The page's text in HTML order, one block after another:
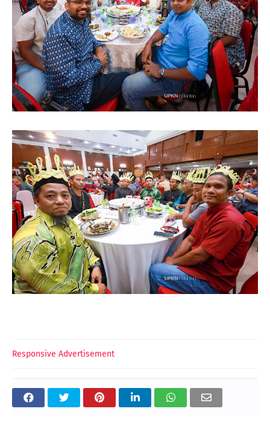
Responsive Advertisement